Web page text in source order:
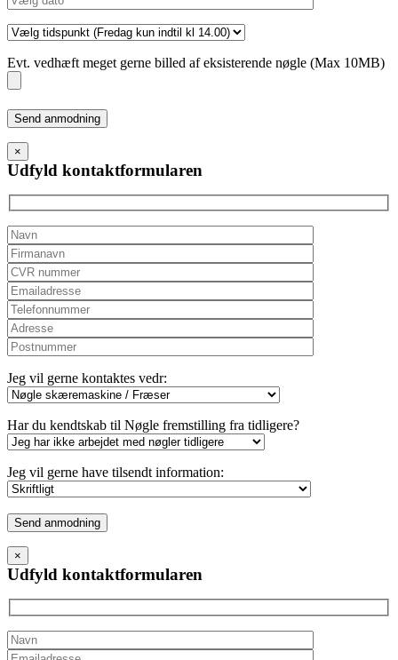
Evt. vedhæft meget gerne billed af eksisterende nøgle (Max 10MB)
Please
leave
this
field
empty.
×
Udfyld kontaktformularen
Jeg vil gerne kontaktes vedr:
Har du kendtskab til Nøgle fremstilling fra tidligere?
Jeg vil gerne have tilsendt information:
Please
leave
this
field
empty.
×
Udfyld kontaktformularen